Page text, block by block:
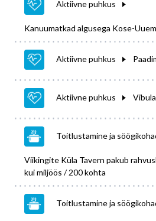
Aktiivne puhkus
Kanuumatkad algusega Kose-
Aktiivne puhkus
Aktiivne puhkus
Toitlustamine ja
Viikingite Küla Tavern pakub
kui miljöös / 200 kohta
Toitlustamine ja